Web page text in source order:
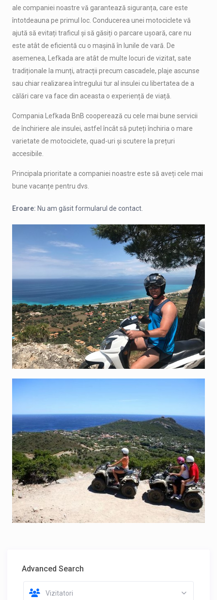
ale companiei noastre vă garantează siguranța, care este
întotdeauna pe primul loc. Conducerea unei motociclete vă
ajută să evitați traficul și să găsiți o parcare ușoară, care nu
este atât de eficientă cu o mașină în lunile de vară. De
asemenea, Lefkada are atât de multe locuri de vizitat, sate
tradiționale la munți, atracții precum cascadele, plaje ascunse
sau chiar realizarea întregului tur al insulei cu libertatea de a
călări care va face din aceasta o experiență de viață.
Compania Lefkada BnB cooperează cu cele mai bune servicii
de închiriere ale insulei, astfel încât să puteți închiria o mare
varietate de motociclete, quad-uri și scutere la prețuri
accesibile.
Principala prioritate a companiei noastre este să aveți cele mai
bune vacanțe pentru dvs.
Eroare: Nu am găsit formularul de contact.
Advanced Search
Vizitatori